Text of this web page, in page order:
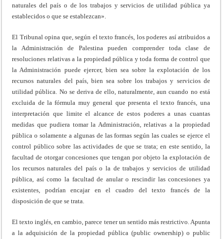
naturales del país o de los trabajos y servicios de utilidad pública ya
establecidos o que se establezcan».
El Tribunal opina que, según el texto francés, los poderes así atribuidos a
la Administración de Palestina pueden comprender toda clase de
resoluciones relativas a la propiedad pública y toda forma de control que
la Administración puede ejercer, bien sea sobre la explotación de los
recursos naturales del país, bien sea sobre los trabajos y servicios de
utilidad pública. No se deriva de ello, naturalmente, aun cuando no está
excluida de la fórmula muy general que presenta el texto francés, una
interpretación que limite el alcance de estos poderes a unas cuantas
medidas que pudiera tomar la Administración, relativas a la propiedad
pública o solamente a algunas de las formas según las cuales se ejerce el
control público sobre las actividades de que se trata; en este sentido, la
facultad de otorgar concesiones que tengan por objeto la explotación de
los recursos naturales del país o la de trabajos y servicios de utilidad
pública, así como la facultad de anular o rescindir las concesiones ya
existentes, podrían encajar en el cuadro del texto francés de la
disposición de que se trata.
El texto inglés, en cambio, parece tener un sentido más restrictivo. Apunta
a la adquisición de la propiedad pública (public ownership) o public